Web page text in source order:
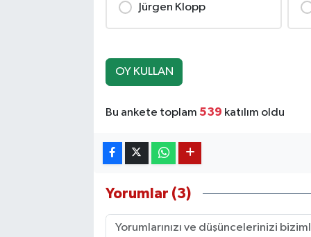
Jürgen Klopp
OY KULLAN
Bu ankete toplam 539 katılım oldu
Yorumlar (3)